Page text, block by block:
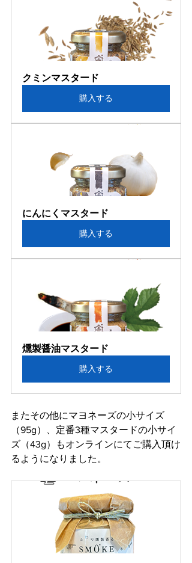
クミンマスタード
購入する
にんにくマスタード
購入する
燻製醤油マスタード
購入する
またその他にマヨネーズの小サイズ
（95g）、定番3種マスタードの小サイ
ズ（43g）もオンラインにてご購入頂け
るようになりました。